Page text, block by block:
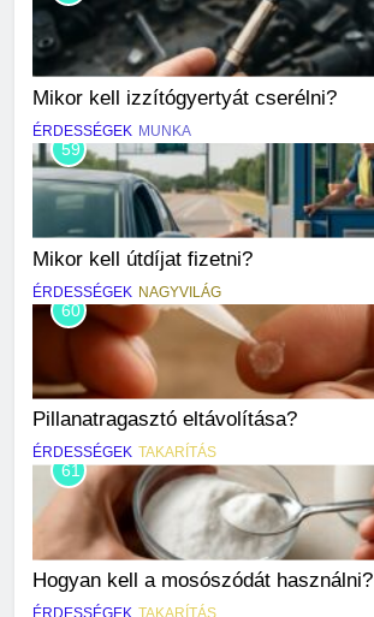
Mikor kell izzítógyertyát cserélni?
ÉRDESSÉGEK MUNKA
59
Mikor kell útdíjat fizetni?
ÉRDESSÉGEK NAGYVILÁG
60
Pillanatragasztó eltávolítása?
ÉRDESSÉGEK TAKARÍTÁS
61
Hogyan kell a mosószódát használni?